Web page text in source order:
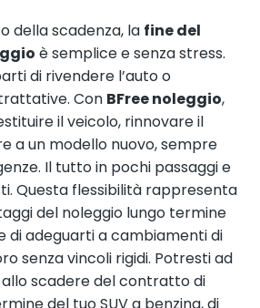
della scadenza, la fine del
è semplice e senza stress.
di rivendere l’auto o
Con BFree noleggio,
il veicolo, rinnovare il
a un modello nuovo, sempre
Il tutto in pochi passaggi e
Questa flessibilità rappresenta
del noleggio lungo termine
adeguarti a cambiamenti di
senza vincoli rigidi. Potresti ad
scadere del contratto di
del tuo SUV a benzina, di